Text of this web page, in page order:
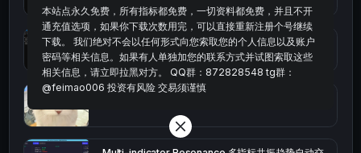
okx的短线量化的免费版本
bybit安卓端
本站点永久免费，所有指标都免费，一切资料都免费，并且不开
通充值选项，如果你下载次数用完，可以直接重新注册个号继续
下载。 我们绝对不会以任何形式向您索取您的个人信息以及账户
密码等相关信息。如果有人单独加您的联系方式并试图索取这些
相关信息，请立即拉黑对方。 QQ群：872828548 tg群：
@feimao006 投资有风险 交易须谨慎